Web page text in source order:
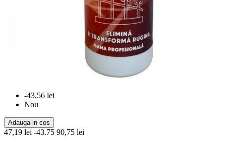
-43,56 lei
Nou
Adauga in cos
47,19 lei -43.75 90,75 lei